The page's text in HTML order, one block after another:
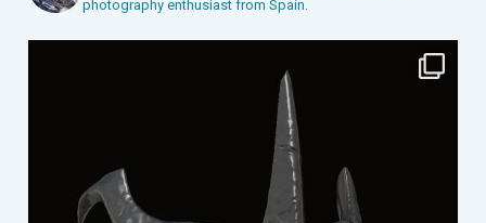
photography enthusiast from Spain.